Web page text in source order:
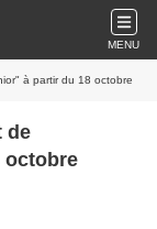
MENU
à partir du 18 octobre
de
octobre